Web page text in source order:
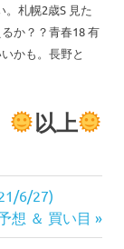
。札幌2歳S 見た
か？？青春18 有
かも。長野と
以上
6/27)
想 ＆ 買い目